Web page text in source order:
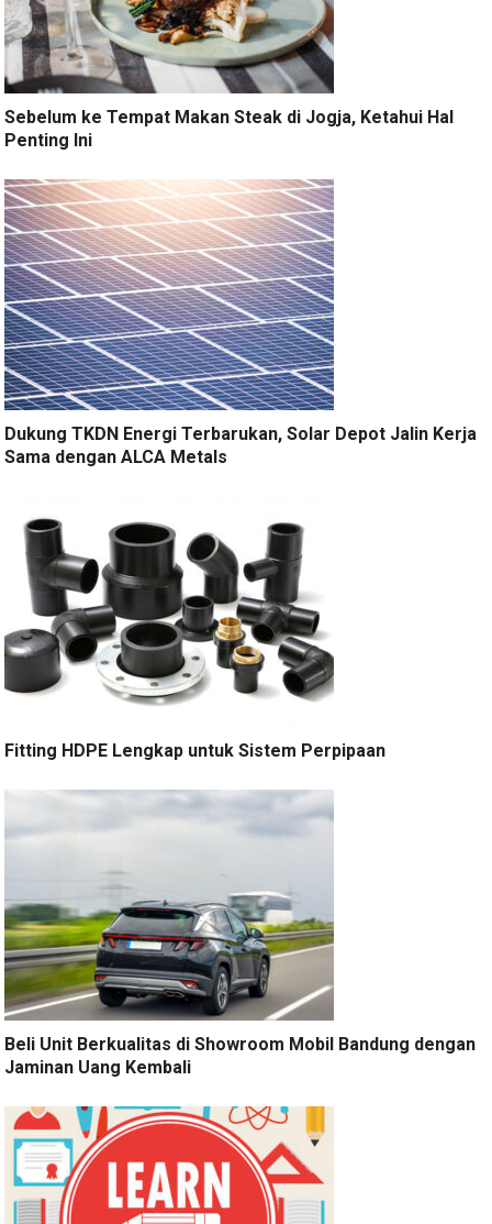
Sebelum ke Tempat Makan Steak di Jogja, Ketahui Hal
Penting Ini
Dukung TKDN Energi Terbarukan, Solar Depot Jalin Kerja
Sama dengan ALCA Metals
Fitting HDPE Lengkap untuk Sistem Perpipaan
Beli Unit Berkualitas di Showroom Mobil Bandung dengan
Jaminan Uang Kembali